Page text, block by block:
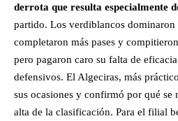
derrota que resulta especialmente
partido. Los verdiblancos dominaron
completaron más pases y
pero pagaron caro su falta de
defensivos. El Algeciras, más
sus ocasiones y confirmó por qué se
alta de la clasificación. Para el filial